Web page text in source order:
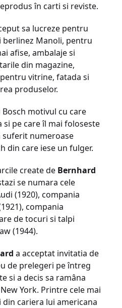
în carti si reviste.
sa lucreze pentru
Manoli, pentru
afise, ambalaje si
din magazine,
vitrine, fatada si
produselor.
motivul cu care
pe care îl mai foloseste
suferit numeroase
din care iese un fulger.
create de Bernhard
se numara cele
(1920), compania
compania
de tocuri si talpi
(1944).
a acceptat invitatia de
de prelegeri pe întreg
si a decis sa ramâna
York. Printre cele mai
cariera lui americana